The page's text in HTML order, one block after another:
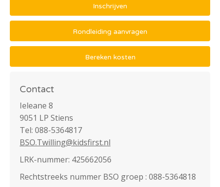
Inschrijven
Rondleiding aanvragen
Bereken kosten
Contact
Ieleane 8
9051 LP Stiens
Tel: 088-5364817
BSO.Twilling@kidsfirst.nl
LRK-nummer: 425662056
Rechtstreeks nummer BSO groep : 088-5364818